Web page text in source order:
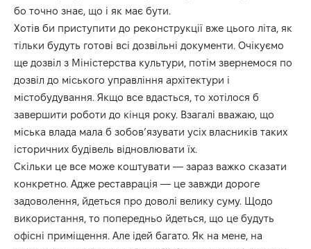
бо точно знає, що і як має бути.
Хотів би приступити до реконструкції вже цього літа, як
тільки будуть готові всі дозвільні документи. Очікуємо
ще дозвіл з Міністерства культури, потім звернемося по
дозвіл до міського управління архітектури і
містобудування. Якщо все вдасться, то хотілося б
завершити роботи до кінця року. Взагалі вважаю, що
міська влада мала б зобов’язувати усіх власників таких
історичних будівель відновлювати їх.
Скільки це все може коштувати — зараз важко сказати
конкретно. Адже реставрація — це завжди дороге
задоволення, йдеться про доволі велику суму. Щодо
використання, то попередньо йдеться, що це будуть
офісні приміщення. Але ідей багато. Як на мене, на